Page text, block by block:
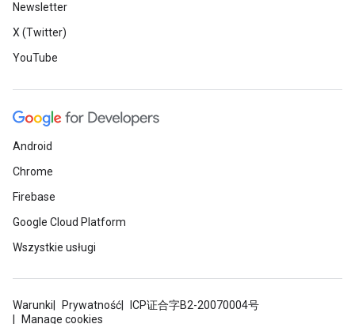
Newsletter
X (Twitter)
YouTube
Android
Chrome
Firebase
Google Cloud Platform
Wszystkie usługi
Warunki Prywatność
ICP证合字B2-20070004号
Manage cookies